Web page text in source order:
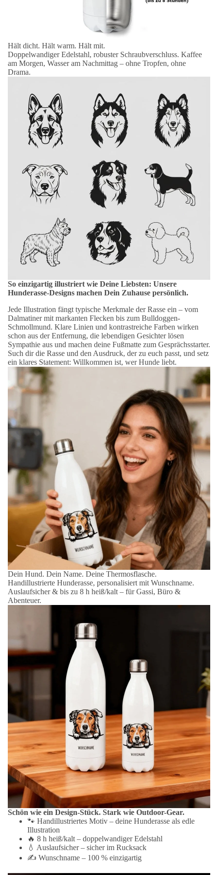
Hält dicht. Hält warm. Hält mit.
Doppelwandiger Edelstahl, robuster Schraubverschluss. Kaffee
am Morgen, Wasser am Nachmittag – ohne Tropfen, ohne
Drama.
So einzigartig illustriert wie Deine Liebsten: Unsere
Hunderasse-Designs machen Dein Zuhause persönlich.
Jede Illustration fängt typische Merkmale der Rasse ein – vom
Dalmatiner mit markanten Flecken bis zum Bulldoggen-
Schmollmund. Klare Linien und kontrastreiche Farben wirken
schon aus der Entfernung, die lebendigen Gesichter lösen
Sympathie aus und machen deine Fußmatte zum Gesprächsstarter.
Such dir die Rasse und den Ausdruck, der zu euch passt, und setz
ein klares Statement: Willkommen ist, wer Hunde liebt.
Dein Hund. Dein Name. Deine Thermosflasche.
Handillustrierte Hunderasse, personalisiert mit Wunschname.
Auslaufsicher & bis zu 8 h heiß/kalt – für Gassi, Büro &
Abenteuer.
Schön wie ein Design-Stück. Stark wie Outdoor-Gear.
🐾 Handillustriertes Motiv – deine Hunderasse als edle
Illustration
🔥 8 h heiß/kalt – doppelwandiger Edelstahl
💧 Auslaufsicher – sicher im Rucksack
✍️ Wunschname – 100 % einzigartig